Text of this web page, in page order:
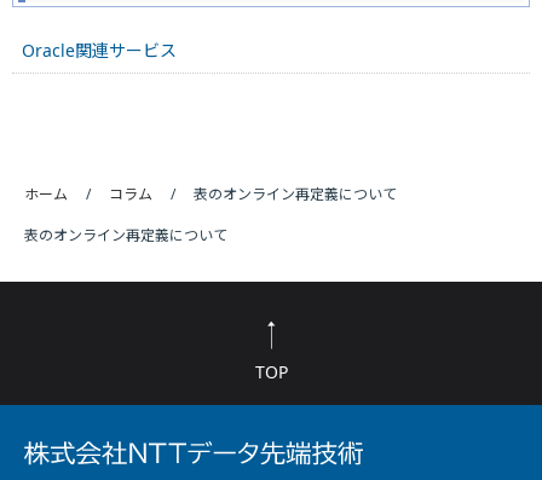
Oracle関連サービス
ホーム コラム
表のオンライン再定義について
表のオンライン再定義について
TOP